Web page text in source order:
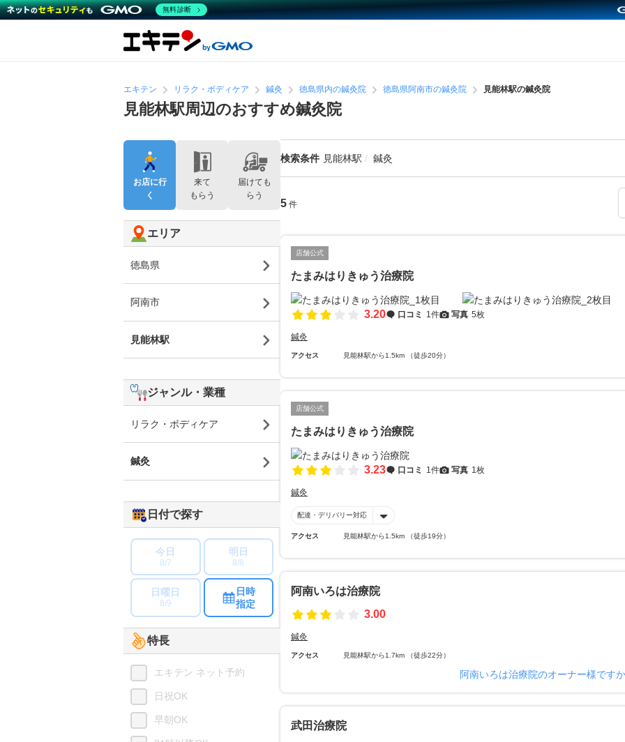
エキテン リラク・ボディケア 鍼灸 徳島県内の鍼灸院 徳島県阿南市の鍼灸院 見能林駅の鍼灸院
見能林駅周辺のおすすめ鍼灸院
検索条件 見能林駅 鍼灸
5 件
店舗公式
たまみはりきゅう治療院
3.20 口コミ 1件 写真 5枚
鍼灸
アクセス 見能林駅から1.5km （徒歩20分）
店舗公式
たまみはりきゅう治療院
3.23 口コミ 1件 写真 1枚
鍼灸
配達・デリバリー対応
アクセス 見能林駅から1.5km （徒歩19分）
阿南いろは治療院
3.00
鍼灸
アクセス 見能林駅から1.7km （徒歩22分）
阿南いろは治療院のオーナー様です
武田治療院
お店に行
く
来て
もらう
届けても
らう
エリア
徳島県
阿南市
見能林駅
ジャンル・業種
リラク・ボディケア
鍼灸
日付で探す
今日
8/7
明日
8/8
日曜日
8/9
日時
指定
特長
エキテン ネット予約
日祝OK
早朝OK
無料診断